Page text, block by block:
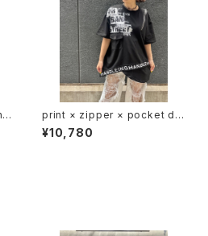
p
print × zipper × pocket de
sign T-tops Tシャツ トップス
ジッパー プリント
¥10,780